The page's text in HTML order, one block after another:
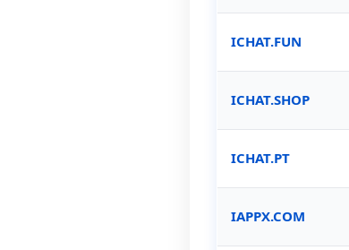
ICHAT.FUN
ICHAT.SHOP
ICHAT.PT
IAPPX.COM